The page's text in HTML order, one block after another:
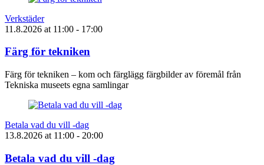
Verkstäder
11.8.2026 at 11:00 - 17:00
Färg för tekniken
Färg för tekniken – kom och färglägg färgbilder av föremål från
Tekniska museets egna samlingar
Betala vad du vill -dag
13.8.2026 at 11:00 - 20:00
Betala vad du vill -dag